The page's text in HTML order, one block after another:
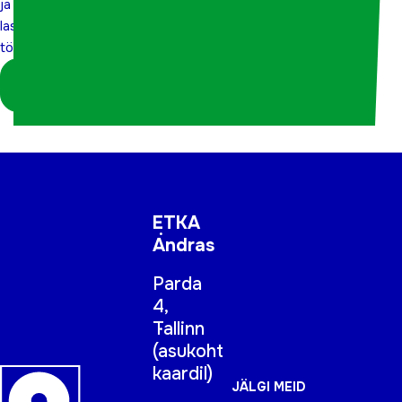
ja
lasteaia
töötajatele
ETKA
Andras
Parda
4,
Tallinn
(asukoht
kaardil)
JÄLGI MEID